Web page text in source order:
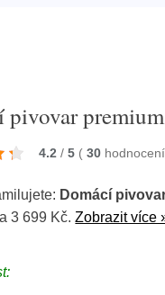
pivovar
4.2 / 5 ( 30
Domácí
3 699 Kč.Zobrazit více